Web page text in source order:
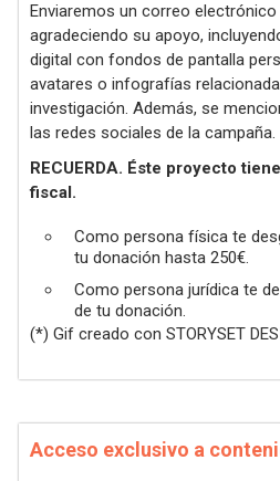
Enviaremos un correo
agradeciendo su apoyo,
digital con fondos de pantalla
avatares o infografías
investigación. Además, se
las redes sociales de la campaña.
RECUERDA. Éste proyecto
fiscal.
Como persona física te
tu donación hasta 250€.
Como persona jurídica te
de tu donación.
(*) Gif creado con STORYSET
Acceso exclusivo a